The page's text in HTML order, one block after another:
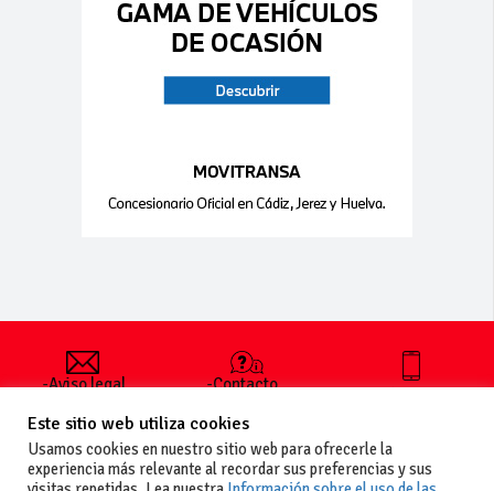
-Aviso legal
generales
de uso
-Política de
-Contacto
publicar un
anuncio
-Vende+
+34 627 35
Este sitio web utiliza cookies
Usamos cookies en nuestro sitio web para ofrecerle la
experiencia más relevante al recordar sus preferencias y sus